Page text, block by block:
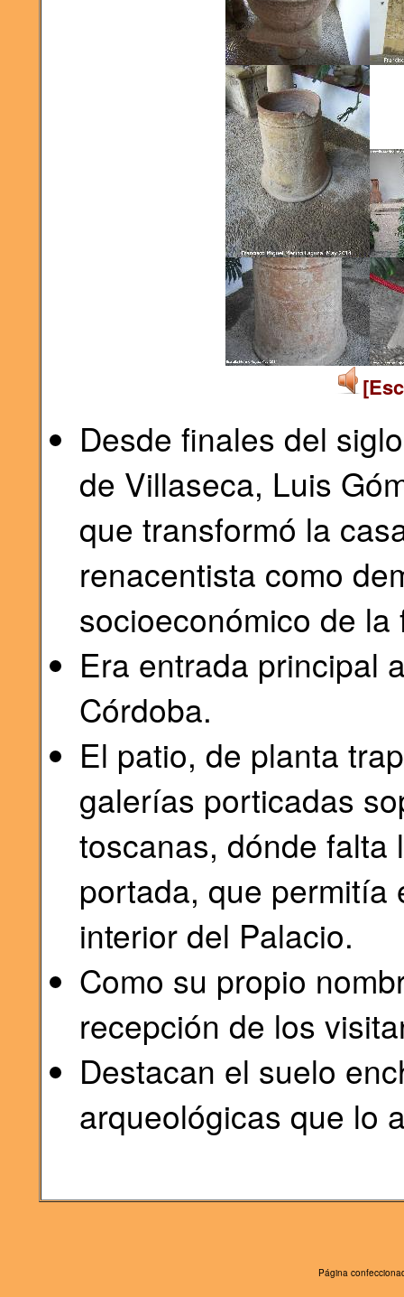
Desde finales del
de Villaseca, Luis
que transformó la
renacentista como
socioeconómico de la
Era entrada principal
Córdoba.
El patio, de planta
galerías porticadas
toscanas, dónde falta
portada, que permitía
interior del Palacio.
Como su propio
recepción de los
Destacan el suelo
arqueológicas que lo
Página